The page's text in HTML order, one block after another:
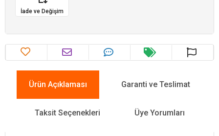
İade ve Değişim
Ürün Açıklaması Garanti ve Teslimat
Taksit Seçenekleri Üye Yorumları